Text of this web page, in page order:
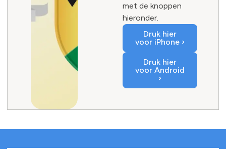
met de knoppen
hieronder.
Druk hier
voor iPhone ›
Druk hier
voor Android
›